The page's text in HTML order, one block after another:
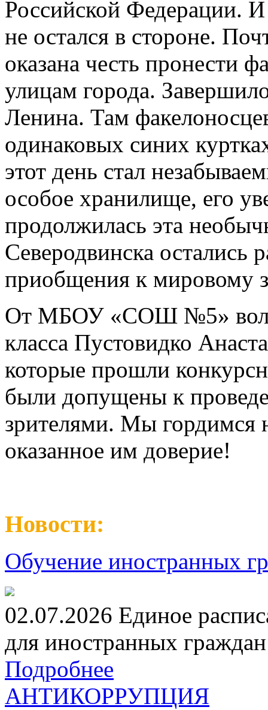
Российской Федерации.
не остался в стороне.
оказана честь пронести
улицам города.
Ленина. Там
одинаковых синих
этот день стал
особое хранилище, его
продолжилась эта
Северодвинска остались
приобщения к мировому
От МБОУ «СОШ №5»
класса Пустовидко
которые прошли
были допущены к
зрителями. Мы гордимся
оказанное им доверие!
Новости:
Обучение иностранных
02.07.2026 Единое
для иностранных
Подробнее
АНТИКОРРУПЦИЯ